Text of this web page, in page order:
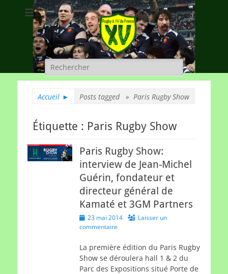
Rugby à XV de
France
A chacun son rugby
Rechercher :
Accueil ► Posts tagged » Paris Rugby Show
Étiquette : Paris Rugby Show
Paris Rugby Show:
interview de Jean-Michel
Guérin, fondateur et
directeur général de
Kamaté et 3GM Partners
Posted
on
23 mai 2014
Laisser un
commentaire
La première édition du Paris Rugby
Show se déroulera hall 1 & 2 du
Parc des Expositions situé Porte de